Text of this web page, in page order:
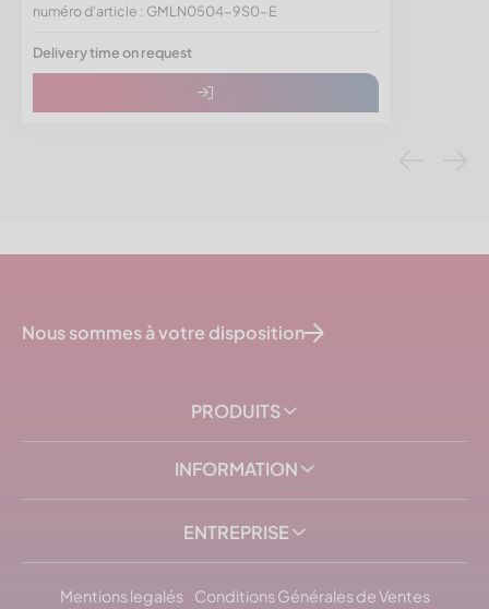
numéro d'article : GMLN0504-9S0-E
Delivery time on request
Nous sommes à votre disposition
PRODUITS
INFORMATION
ENTREPRISE
Mentions legalés Conditions Générales de Ventes